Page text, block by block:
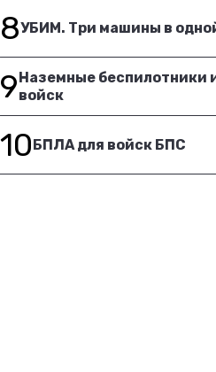
8УБИМ. Три машины в
9Наземные беспилотники
войск
10БПЛА для войск БПС